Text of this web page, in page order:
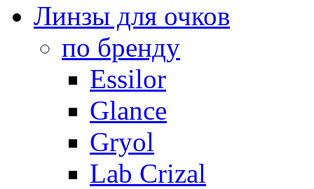
Линзы для очков
по бренду
Essilor
Glance
Gryol
Lab Crizal